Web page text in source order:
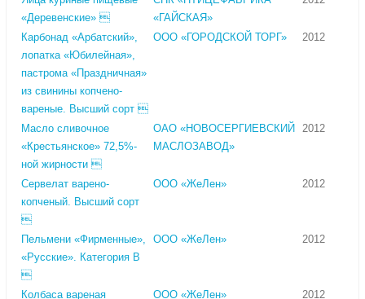
«Деревенские» 
«ГАЙСКАЯ»
Карбонад «Арбатский»,
лопатка «Юбилейная»,
пастрома «Праздничная»
из свинины копчено-
вареные. Высший сорт 
ООО «ГОРОДСКОЙ ТОРГ» 2012
Масло сливочное
«Крестьянское» 72,5%-
ной жирности 
ОАО «НОВОСЕРГИЕВСКИЙ
МАСЛОЗАВОД»
2012
Сервелат варено-
копченый. Высший сорт

ООО «ЖеЛен» 2012
Пельмени «Фирменные»,
«Русские». Категория В

ООО «ЖеЛен» 2012
Колбаса вареная
ООО «ЖеЛен» 2012